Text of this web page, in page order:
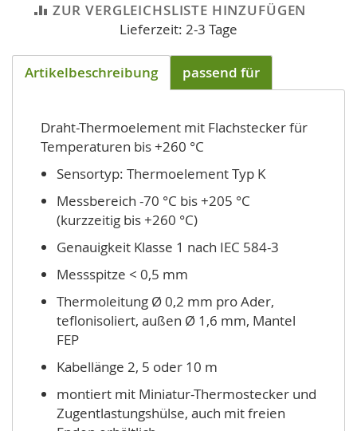
ZUR VERGLEICHSLISTE HINZUFÜGEN
Lieferzeit: 2-3 Tage
Artikelbeschreibung passend für
Draht-Thermoelement mit Flachstecker für
Temperaturen bis +260 °C
Sensortyp: Thermoelement Typ K
Messbereich -70 °C bis +205 °C
(kurzzeitig bis +260 °C)
Genauigkeit Klasse 1 nach IEC 584-3
Messspitze < 0,5 mm
Thermoleitung Ø 0,2 mm pro Ader,
teflonisoliert, außen Ø 1,6 mm, Mantel
FEP
Kabellänge 2, 5 oder 10 m
montiert mit Miniatur-Thermostecker und
Zugentlastungshülse, auch mit freien